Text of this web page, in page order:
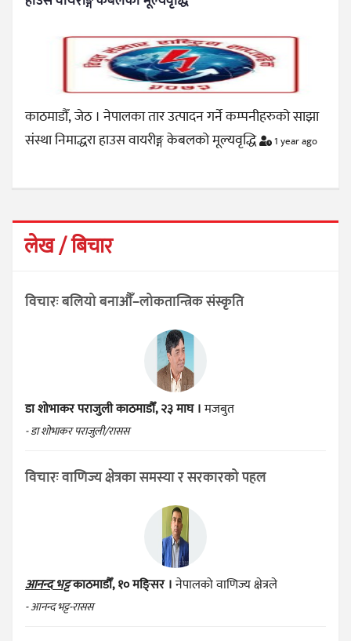
काठमाडौँ, जेठ । नेपालका तार उत्पादन गर्ने कम्पनीहरुको साझा
संस्था निमाद्धरा हाउस वायरीङ्ग केबलको मूल्यवृद्धि
1 year ago
लेख / बिचार
विचारः बलियो बनाऔँ–लोकतान्त्रिक संस्कृति
डा शोभाकर पराजुलीकाठमाडौँ, २३ माघ ।मजबुत
- डा शोभाकर पराजुली/रासस
विचारः वाणिज्य क्षेत्रका समस्या र सरकारको पहल
आनन्द भट्टकाठमाडौँ, १० मङ्सिर ।नेपालको वाणिज्य क्षेत्रले
- आनन्द भट्ट-रासस